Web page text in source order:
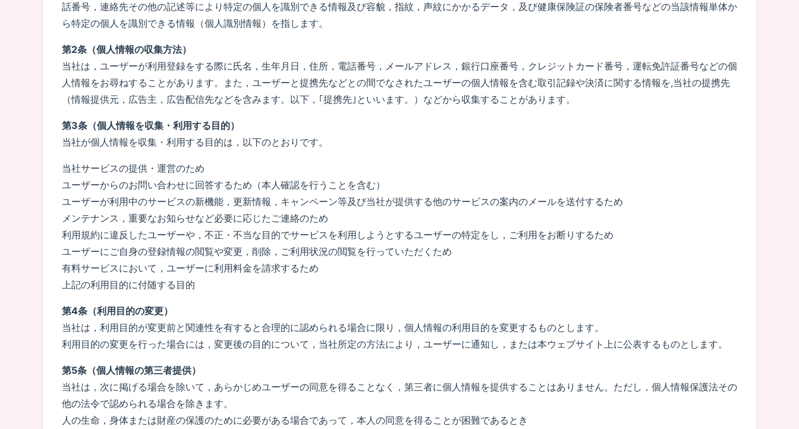
話番号，連絡先その他の記述等により特定の個人を識別できる情報及び容貌，指紋，声紋にかかるデータ，及び健康保険証の保険者番号などの当該情報単体か
ら特定の個人を識別できる情報（個人識別情報）を指します。
第2条（個人情報の収集方法）
当社は，ユーザーが利用登録をする際に氏名，生年月日，住所，電話番号，メールアドレス，銀行口座番号，クレジットカード番号，運転免許証番号などの個
人情報をお尋ねすることがあります。また，ユーザーと提携先などとの間でなされたユーザーの個人情報を含む取引記録や決済に関する情報を,当社の提携先
（情報提供元，広告主，広告配信先などを含みます。以下，｢提携先｣といいます。）などから収集することがあります。
第3条（個人情報を収集・利用する目的）
当社が個人情報を収集・利用する目的は，以下のとおりです。
当社サービスの提供・運営のため
ユーザーからのお問い合わせに回答するため（本人確認を行うことを含む）
ユーザーが利用中のサービスの新機能，更新情報，キャンペーン等及び当社が提供する他のサービスの案内のメールを送付するため
メンテナンス，重要なお知らせなど必要に応じたご連絡のため
利用規約に違反したユーザーや，不正・不当な目的でサービスを利用しようとするユーザーの特定をし，ご利用をお断りするため
ユーザーにご自身の登録情報の閲覧や変更，削除，ご利用状況の閲覧を行っていただくため
有料サービスにおいて，ユーザーに利用料金を請求するため
上記の利用目的に付随する目的
第4条（利用目的の変更）
当社は，利用目的が変更前と関連性を有すると合理的に認められる場合に限り，個人情報の利用目的を変更するものとします。
利用目的の変更を行った場合には，変更後の目的について，当社所定の方法により，ユーザーに通知し，または本ウェブサイト上に公表するものとします。
第5条（個人情報の第三者提供）
当社は，次に掲げる場合を除いて，あらかじめユーザーの同意を得ることなく，第三者に個人情報を提供することはありません。ただし，個人情報保護法その
他の法令で認められる場合を除きます。
人の生命，身体または財産の保護のために必要がある場合であって，本人の同意を得ることが困難であるとき